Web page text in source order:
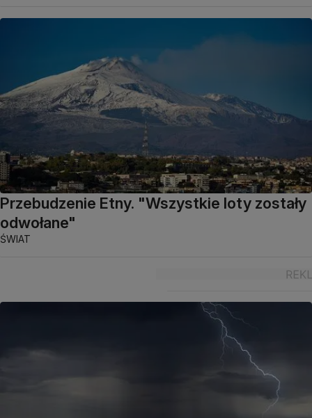
Przebudzenie Etny. "Wszystkie loty zostały
odwołane"
ŚWIAT